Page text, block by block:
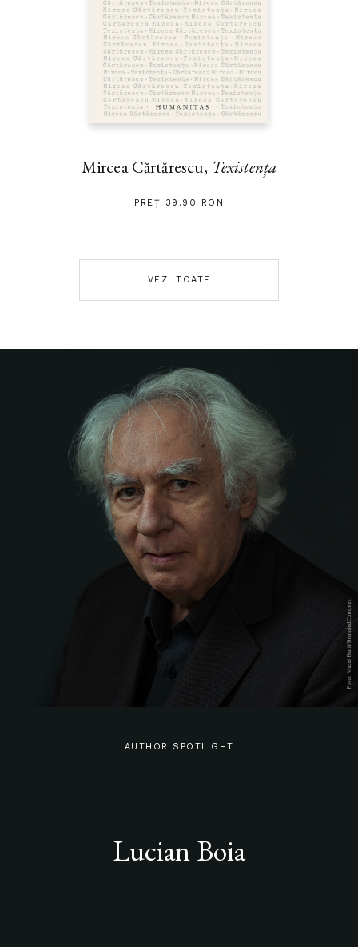
Mircea Cărtărescu, Texistența
PREȚ 39.90 RON
VEZI TOATE
AUTHOR SPOTLIGHT
Lucian Boia